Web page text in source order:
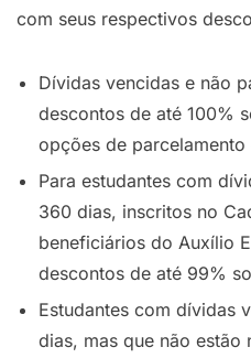
com seus respectivos
Dívidas vencidas e não
descontos de até 100%
opções de
Para estudantes com
360 dias, inscritos no
beneficiários do Auxílio
descontos de até 99%
Estudantes com dívidas
dias, mas que não estão